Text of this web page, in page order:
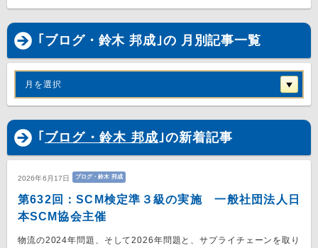
｢ブログ・鈴木 邦成｣の 月別記事一覧
月を選択
｢ ブログ・鈴木 邦成｣の新着記事
2026年6月17日 ブログ・鈴木 邦成
第632回：SCM検定準３級の実施 一般社団法人日
本SCM協会主催
物流の2024年問題、そして2026年問題と、サプライチェーンを取り